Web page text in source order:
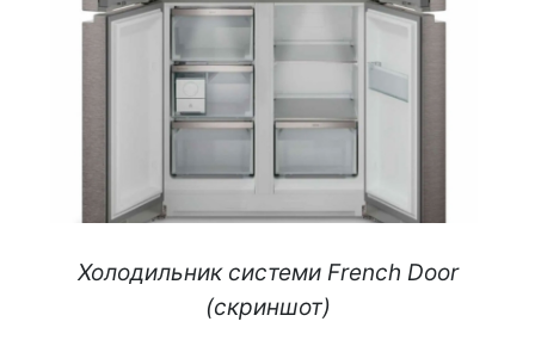
Холодильник системи French Door
(скриншот)